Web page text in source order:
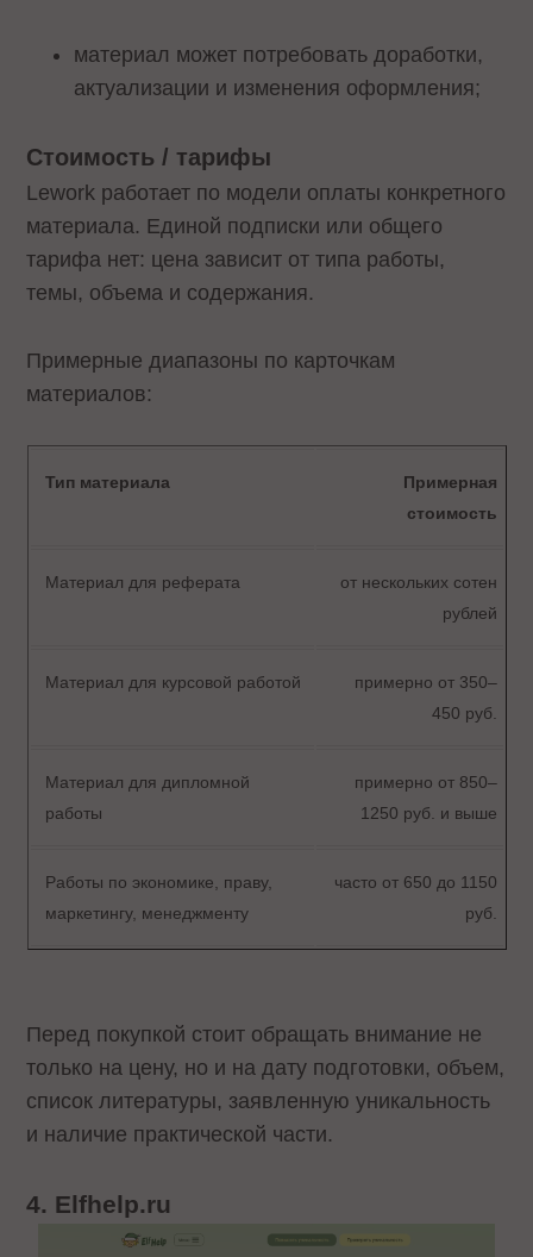
материал может потребовать доработки,
актуализации и изменения оформления;
Стоимость / тарифы
Lework работает по модели оплаты конкретного
материала. Единой подписки или общего
тарифа нет: цена зависит от типа работы,
темы, объема и содержания.
Примерные диапазоны по карточкам
материалов:
Тип материала
Примерная
стоимость
Материал для реферата
от нескольких сотен
рублей
Материал для курсовой работой
примерно от 350–
450 руб.
Материал для дипломной
работы
примерно от 850–
1250 руб. и выше
Работы по экономике, праву,
маркетингу, менеджменту
часто от 650 до 1150
руб.
Перед покупкой стоит обращать внимание не
только на цену, но и на дату подготовки, объем,
список литературы, заявленную уникальность
и наличие практической части.
4. Elfhelp.ru